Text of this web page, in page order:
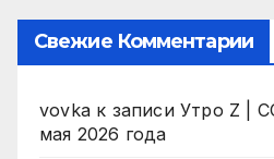
Свежие Комментарии
vovka к записи Утро Z |
мая 2026 года